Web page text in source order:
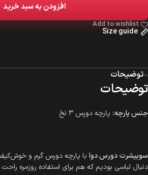
افزودن به سبد خرید
Add to wishlist
Size guide
توضیحات
توضیحات
جنس پارچه: پارچه دورس ۳ نخ
سوییشرتدورس دوا با پارچه دورس گرم و
دنبال لباسی بودیم که هم برای استفاده روزمره